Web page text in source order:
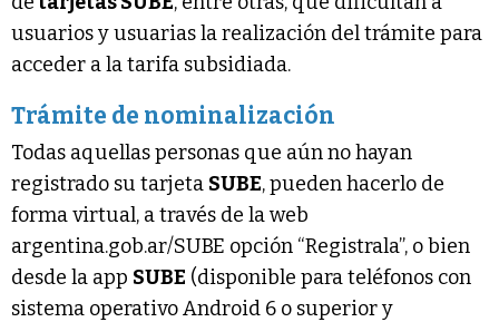
usuarios y usuarias la realización del trámite para
acceder a la tarifa subsidiada.
Trámite de nominalización
Todas aquellas personas que aún no hayan
registrado su tarjeta SUBE, pueden hacerlo de
forma virtual, a través de la web
argentina.gob.ar/SUBE opción “Registrala”, o bien
desde la app SUBE (disponible para teléfonos con
sistema operativo Android 6 o superior y